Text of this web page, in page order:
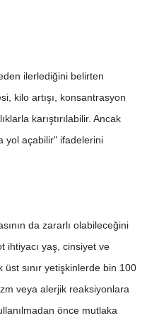
ilerlediğini belirten
kilo artışı, konsantrasyon
karıştırılabilir. Ancak
yol açabilir" ifadelerini
da zararlı olabileceğini
ihtiyacı yaş, cinsiyet ve
sınır yetişkinlerde bin 100
veya alerjik reaksiyonlara
önce mutlaka